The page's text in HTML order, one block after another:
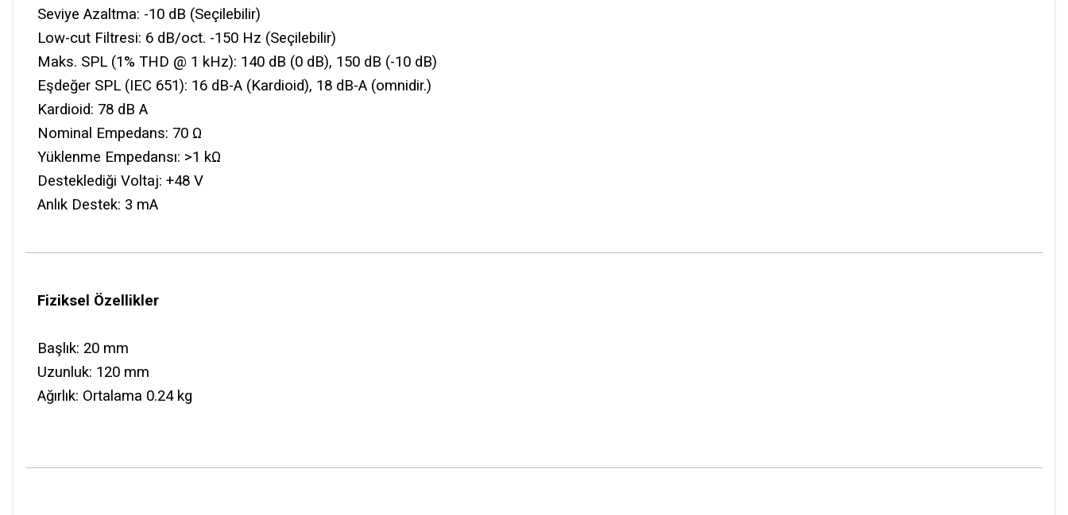
Seviye Azaltma: -10 dB (Seçilebilir)
Low-cut Filtresi: 6 dB/oct. -150 Hz (Seçilebilir)
Maks. SPL (1% THD @ 1 kHz): 140 dB (0 dB), 150 dB (-10 dB)
Eşdeğer SPL (IEC 651): 16 dB-A (Kardioid), 18 dB-A (omnidir.)
Kardioid: 78 dB A
Nominal Empedans: 70 Ω
Yüklenme Empedansı: >1 kΩ
Desteklediği Voltaj: +48 V
Anlık Destek: 3 mA
Fiziksel Özellikler
Başlık: 20 mm
Uzunluk: 120 mm
Ağırlık: Ortalama 0.24 kg